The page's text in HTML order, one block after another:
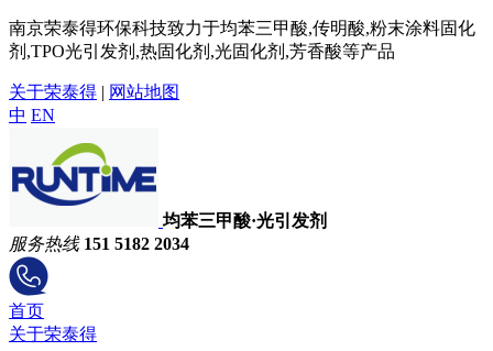
南京荣泰得环保科技致力于均苯三甲酸,传明酸,粉末涂料固化
剂,TPO光引发剂,热固化剂,光固化剂,芳香酸等产品
关于荣泰得 | 网站地图
中 EN
均苯三甲酸·光引发剂
服务热线 151 5182 2034
首页
关于荣泰得